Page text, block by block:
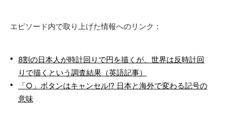
エピソード内で取り上げた情報へのリンク：
8割の日本人が時計回りで円を描くが、世界は反時計回
りで描くという調査結果（英語記事）
「○」ボタンはキャンセル!? 日本と海外で変わる記号の
意味